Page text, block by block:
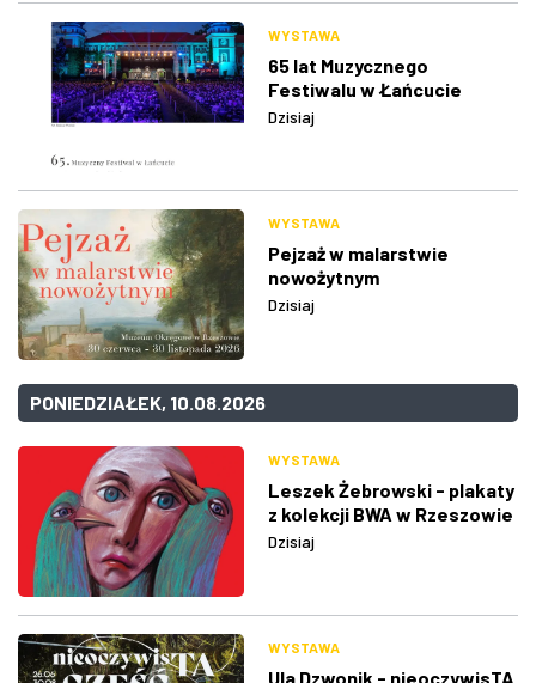
WYSTAWA
65 lat Muzycznego
Festiwalu w Łańcucie
Dzisiaj
WYSTAWA
Pejzaż w malarstwie
nowożytnym
Dzisiaj
PONIEDZIAŁEK, 10.08.2026
WYSTAWA
Leszek Żebrowski - plakaty
z kolekcji BWA w Rzeszowie
Dzisiaj
WYSTAWA
Ula Dzwonik - nieoczywisTA